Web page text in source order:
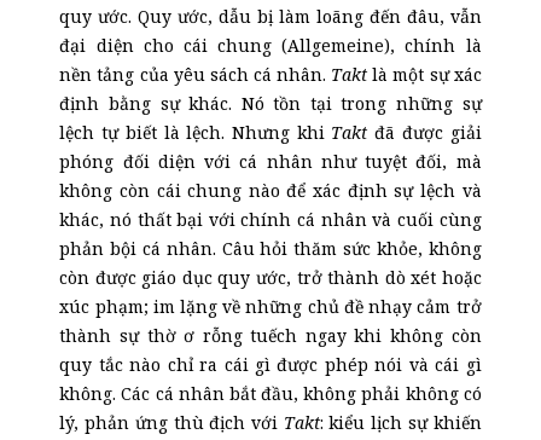
quy ước. Quy ước, dẫu bị làm loãng đến đâu, vẫn
đại diện cho cái chung (Allgemeine), chính là
nền tảng của yêu sách cá nhân. Takt là một sự xác
định bằng sự khác. Nó tồn tại trong những sự
lệch tự biết là lệch. Nhưng khi Takt đã được giải
phóng đối diện với cá nhân như tuyệt đối, mà
không còn cái chung nào để xác định sự lệch và
khác, nó thất bại với chính cá nhân và cuối cùng
phản bội cá nhân. Câu hỏi thăm sức khỏe, không
còn được giáo dục quy ước, trở thành dò xét hoặc
xúc phạm; im lặng về những chủ đề nhạy cảm trở
thành sự thờ ơ rỗng tuếch ngay khi không còn
quy tắc nào chỉ ra cái gì được phép nói và cái gì
không. Các cá nhân bắt đầu, không phải không có
lý, phản ứng thù địch với Takt: kiểu lịch sự khiến